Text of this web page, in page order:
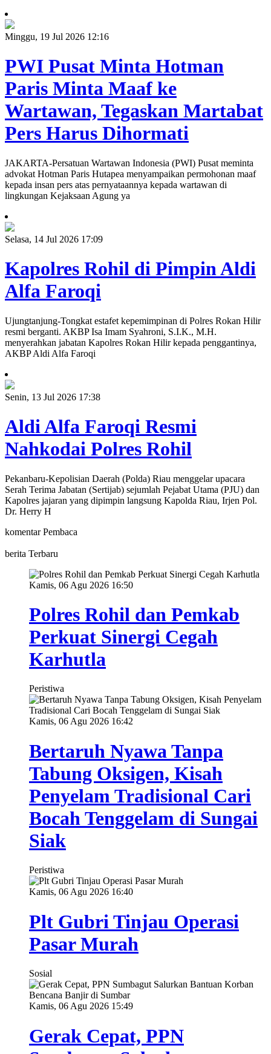
Minggu, 19 Jul 2026 12:16
PWI Pusat Minta Hotman
Paris Minta Maaf ke
Wartawan, Tegaskan Martabat
Pers Harus Dihormati
JAKARTA-Persatuan Wartawan Indonesia (PWI) Pusat meminta
advokat Hotman Paris Hutapea menyampaikan permohonan maaf
kepada insan pers atas pernyataannya kepada wartawan di
lingkungan Kejaksaan Agung ya
Selasa, 14 Jul 2026 17:09
Kapolres Rohil di Pimpin Aldi
Alfa Faroqi
Ujungtanjung-Tongkat estafet kepemimpinan di Polres Rokan Hilir
resmi berganti. AKBP Isa Imam Syahroni, S.I.K., M.H.
menyerahkan jabatan Kapolres Rokan Hilir kepada penggantinya,
AKBP Aldi Alfa Faroqi
Senin, 13 Jul 2026 17:38
Aldi Alfa Faroqi Resmi
Nahkodai Polres Rohil
Pekanbaru-Kepolisian Daerah (Polda) Riau menggelar upacara
Serah Terima Jabatan (Sertijab) sejumlah Pejabat Utama (PJU) dan
Kapolres jajaran yang dipimpin langsung Kapolda Riau, Irjen Pol.
Dr. Herry H
komentar Pembaca
berita Terbaru
Kamis, 06 Agu 2026 16:50
Polres Rohil dan Pemkab
Perkuat Sinergi Cegah
Karhutla
Peristiwa
Kamis, 06 Agu 2026 16:42
Bertaruh Nyawa Tanpa
Tabung Oksigen, Kisah
Penyelam Tradisional Cari
Bocah Tenggelam di Sungai
Siak
Peristiwa
Kamis, 06 Agu 2026 16:40
Plt Gubri Tinjau Operasi
Pasar Murah
Sosial
Kamis, 06 Agu 2026 15:49
Gerak Cepat, PPN